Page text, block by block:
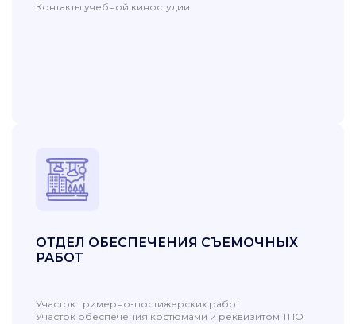
Контакты учебной киностудии
ОТДЕЛ ОБЕСПЕЧЕНИЯ СЪЕМОЧНЫХ
РАБОТ
Участок гримерно-постижерских работ
Участок обеспечения костюмами и реквизитом ТПО